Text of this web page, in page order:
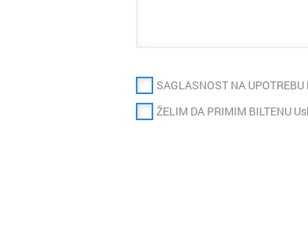
SAGLASNOST NA
ŽELIM DA PRIMIM BILTENU